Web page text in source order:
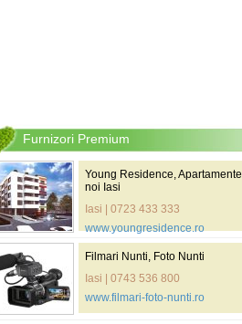
Furnizori Premium
Young Residence, Apartamente
noi Iasi
Iasi | 0723 433 333
www.youngresidence.ro
Filmari Nunti, Foto Nunti
Iasi | 0743 536 800
www.filmari-foto-nunti.ro